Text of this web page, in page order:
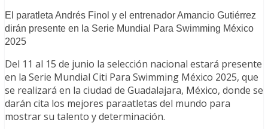
El paratleta Andrés Finol y el entrenador Amancio Gutiérrez
dirán presente en la Serie Mundial Para Swimming México
2025
Del 11 al 15 de junio la selección nacional estará presente
en la Serie Mundial Citi Para Swimming México 2025, que
se realizará en la ciudad de Guadalajara, México, donde se
darán cita los mejores paraatletas del mundo para
mostrar su talento y determinación.